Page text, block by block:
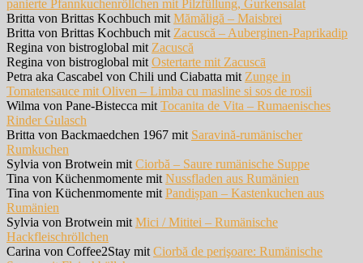
panierte Pfannkuchenröllchen mit Pilzfüllung, Gurkensalat
Britta von Brittas Kochbuch mit Mămăligă – Maisbrei
Britta von Brittas Kochbuch mit Zacuscă – Auberginen-Paprikadip
Regina von bistroglobal mit Zacuscă
Regina von bistroglobal mit Ostertarte mit Zacuscā
Petra aka Cascabel von Chili und Ciabatta mit Zunge in
Tomatensauce mit Oliven – Limba cu masline si sos de rosii
Wilma von Pane-Bistecca mit Tocanita de Vita – Rumaenisches
Rinder Gulasch
Britta von Backmaedchen 1967 mit Saravină-rumänischer
Rumkuchen
Sylvia von Brotwein mit Ciorbă – Saure rumänische Suppe
Tina von Küchenmomente mit Nussfladen aus Rumänien
Tina von Küchenmomente mit Pandișpan – Kastenkuchen aus
Rumänien
Sylvia von Brotwein mit Mici / Mititei – Rumänische
Hackfleischröllchen
Carina von Coffee2Stay mit Ciorbă de perişoare: Rumänische